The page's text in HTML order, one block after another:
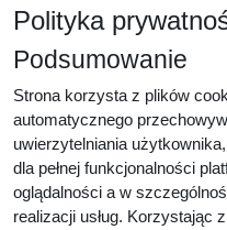
Polityka
Podsumowanie
Strona korzysta z plików
automatycznego
uwierzytelniania
dla pełnej funkcjonalności
oglądalności a w
realizacji usług. Korzystając